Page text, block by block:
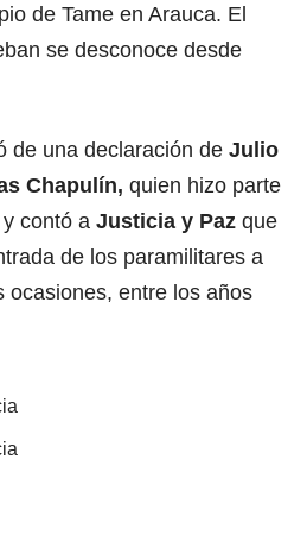
de Tame en Arauca. El
se desconoce desde
de una declaración de Julio
Chapulín, quien hizo parte
contó a Justicia y Paz que
de los paramilitares a
ocasiones, entre los años